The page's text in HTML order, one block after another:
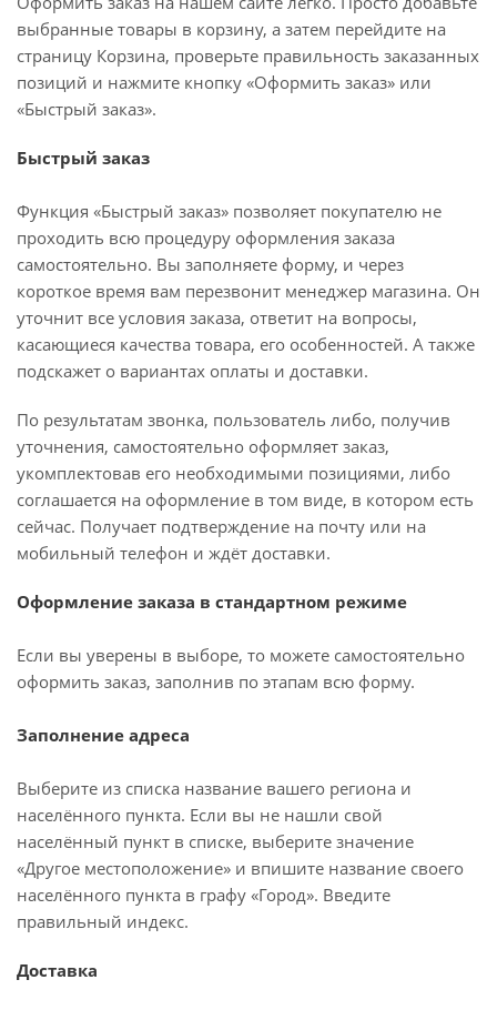
выбранные товары в корзину, а затем перейдите на
страницу Корзина, проверьте правильность заказанных
позиций и нажмите кнопку «Оформить заказ» или
«Быстрый заказ».
Быстрый заказ
Функция «Быстрый заказ» позволяет покупателю не
проходить всю процедуру оформления заказа
самостоятельно. Вы заполняете форму, и через
короткое время вам перезвонит менеджер магазина. Он
уточнит все условия заказа, ответит на вопросы,
касающиеся качества товара, его особенностей. А также
подскажет о вариантах оплаты и доставки.
По результатам звонка, пользователь либо, получив
уточнения, самостоятельно оформляет заказ,
укомплектовав его необходимыми позициями, либо
соглашается на оформление в том виде, в котором есть
сейчас. Получает подтверждение на почту или на
мобильный телефон и ждёт доставки.
Оформление заказа в стандартном режиме
Если вы уверены в выборе, то можете самостоятельно
оформить заказ, заполнив по этапам всю форму.
Заполнение адреса
Выберите из списка название вашего региона и
населённого пункта. Если вы не нашли свой
населённый пункт в списке, выберите значение
«Другое местоположение» и впишите название своего
населённого пункта в графу «Город». Введите
правильный индекс.
Доставка